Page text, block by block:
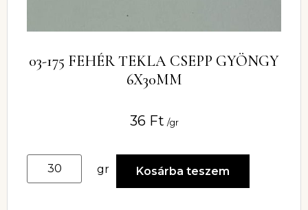
03-175 FEHÉR TEKLA CSEPP GYÖNGY
6X30MM
36 Ft /gr
gr Kosárba teszem